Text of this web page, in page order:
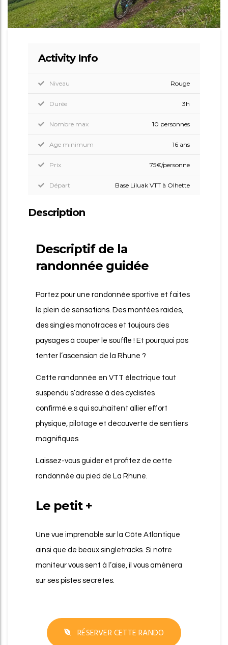
Activity Info
Niveau Rouge
Durée 3h
Nombre max 10 personnes
Age minimum 16 ans
Prix 75€/personne
Départ Base Liluak VTT à Olhette
Description
Descriptif de la
randonnée guidée
Partez pour une randonnée sportive et faites
le plein de sensations. Des montées raides,
des singles monotraces et toujours des
paysages à couper le souffle ! Et pourquoi pas
tenter l’ascension de la Rhune ?
Cette randonnée en VTT électrique tout
suspendu s’adresse à des cyclistes
confirmé.e.s qui souhaitent allier effort
physique, pilotage et découverte de sentiers
magnifiques
Laissez-vous guider et profitez de cette
randonnée au pied de La Rhune.
Le petit +
Une vue imprenable sur la Côte Atlantique
ainsi que de beaux singletracks. Si notre
moniteur vous sent à l’aise, il vous amènera
sur ses pistes secrètes.
RÉSERVER CETTE RANDO